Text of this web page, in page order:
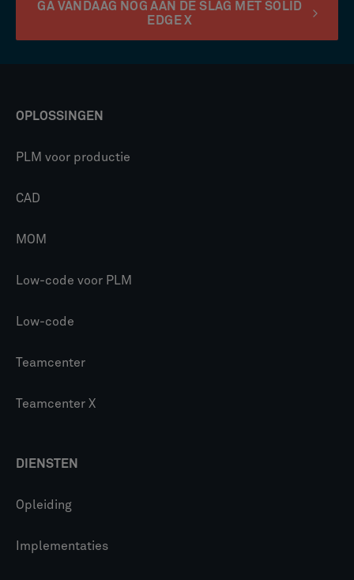
GA VANDAAG NOG AAN DE SLAG MET SOLID
EDGE X
OPLOSSINGEN
PLM voor productie
CAD
MOM
Low-code voor PLM
Low-code
Teamcenter
Teamcenter X
DIENSTEN
Opleiding
Implementaties